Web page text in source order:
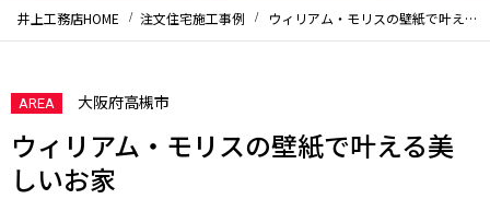
井上工務店HOME 注文住宅施工事例
ウィリアム・モリスの壁紙で叶える
美しいお家
AREA 大阪府高槻市
ウィリアム・モリスの壁紙で叶える美
しいお家